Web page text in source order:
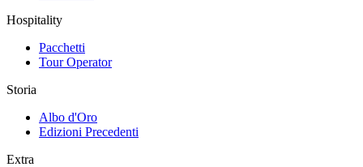
Hospitality
Pacchetti
Tour Operator
Storia
Albo d'Oro
Edizioni Precedenti
Extra